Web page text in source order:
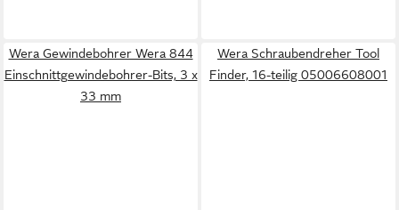
Wera Gewindebohrer Wera 844
Einschnittgewindebohrer-Bits, 3 x
33 mm
Wera Schraubendreher Tool
Finder, 16-teilig 05006608001